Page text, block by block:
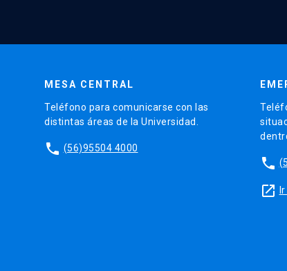
MESA CENTRAL
Teléfono para comunicarse con las
distintas áreas de la Universidad.
phone (56)95504 4000
phone
launch